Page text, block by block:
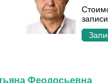
записи
Феодосьевна